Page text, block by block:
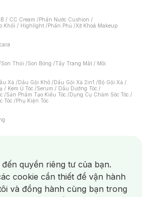
/ CC Cream /Phấn Nước Cushion /
Khối / Highlight /Phấn Phủ /Xịt Khoá Makeup
/Son Thỏi /Son Bóng /Tẩy Trang Mắt / Môi
Xả /Dầu Gội Khô /Dầu Gội Xả 2in1 /Bộ Gội Xả /
/ Kem Ủ Tóc /Serum / Dầu Dưỡng Tóc /
/Sản Phẩm Tạo Kiểu Tóc /Dụng Cụ Chăm Sóc Tóc /
Tóc /Phụ Kiện Tóc
/Mặt Nạ Xông Hơi /Nước Rửa Tay/
Chải Đánh Răng /Bàn Chải Điện/
/Máy Tăm Nước/ Nước Súc Miệng/
/ Dung Dịch Vệ Sinh/Dưỡng Vùng Kín/
Vệ Sinh/Tampon/Bọt Cạo Râu /Dao Cạo Râu/
quyền riêng tư của bạn.
cookie cần thiết để vận hành
và đồng hành cùng bạn trong